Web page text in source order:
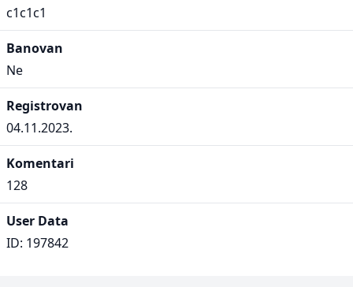
c1c1c1
Banovan
Ne
Registrovan
04.11.2023.
Komentari
128
User Data
ID: 197842